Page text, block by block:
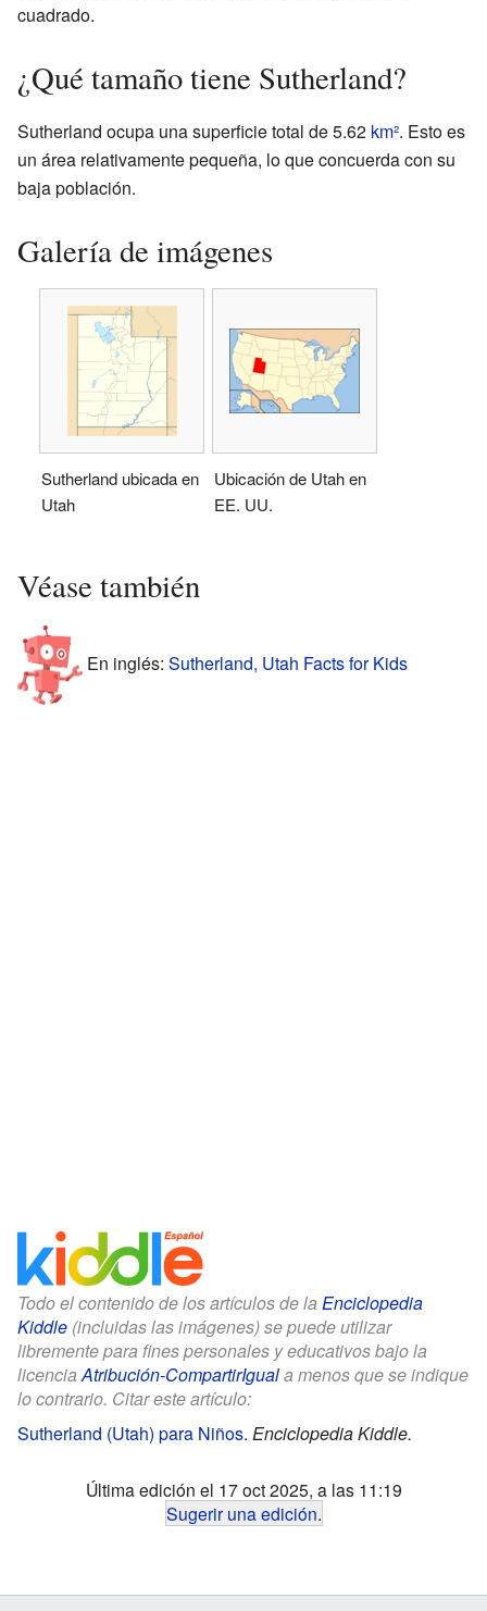
cuadrado.
¿Qué tamaño tiene Sutherland?
Sutherland ocupa una superficie total de 5.62 km². Esto es
un área relativamente pequeña, lo que concuerda con su
baja población.
Galería de imágenes
Sutherland ubicada en
Utah
Ubicación de Utah en
EE. UU.
Véase también
En inglés: Sutherland, Utah Facts for Kids
Todo el contenido de los artículos de la Enciclopedia
Kiddle (incluidas las imágenes) se puede utilizar
libremente para fines personales y educativos bajo la
licenciaAtribución-CompartirIguala menos que se indique
lo contrario. Citar este artículo:
Sutherland (Utah) para Niños. Enciclopedia Kiddle.
Última edición el 17 oct 2025, a las 11:19
Sugerir una edición.